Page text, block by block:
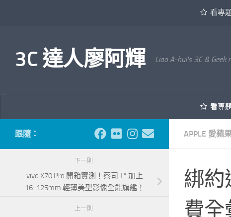
看專
3C 達人廖阿輝 Liao A-hui's 3C & Geek
看專
APPLE 愛蘋
綁約
費
跟隨：
下一則
vivo X70 Pro 開箱實測！蔡司 T* 加上
16-125mm 輕薄美型影像全能旗艦！
上一則